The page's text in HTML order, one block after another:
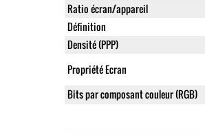
Ratio écran/appareil
Définition
Densité (PPP)
Propriété Ecran
Bits par composant couleur (RGB)